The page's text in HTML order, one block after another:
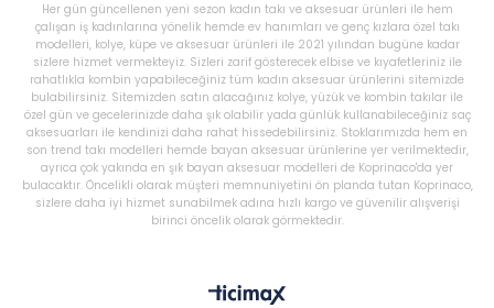
Her gün güncellenen yeni sezon kadın takı ve aksesuar ürünleri ile hem
çalışan iş kadınlarına yönelik hemde ev hanımları ve genç kızlara özel takı
modelleri, kolye, küpe ve aksesuar ürünleri ile 2021 yılından bugüne kadar
sizlere hizmet vermekteyiz. Sizleri zarif gösterecek elbise ve kıyafetleriniz ile
rahatlıkla kombin yapabileceğiniz tüm kadın aksesuar ürünlerini sitemizde
bulabilirsiniz. Sitemizden satın alacağınız kolye, yüzük ve kombin takılar ile
özel gün ve gecelerinizde daha şık olabilir yada günlük kullanabileceğiniz saç
aksesuarları ile kendinizi daha rahat hissedebilirsiniz. Stoklarımızda hem en
son trend takı modelleri hemde bayan aksesuar ürünlerine yer verilmektedir,
ayrıca çok yakında en şık bayan aksesuar modelleri de Koprinaco'da yer
bulacaktır. Öncelikli olarak müşteri memnuniyetini ön planda tutan Koprinaco,
sizlere daha iyi hizmet sunabilmek adına hızlı kargo ve güvenilir alışverişi
birinci öncelik olarak görmektedir.